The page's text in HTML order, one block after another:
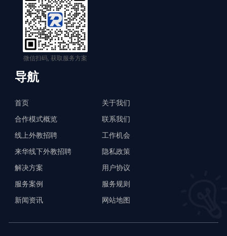
微信扫码, 获取服务方案
导航
首页
合作模式概览
线上外教招聘
来华线下外教招聘
解决方案
服务案例
新闻资讯
关于我们
联系我们
工作机会
隐私政策
用户协议
服务规则
网站地图